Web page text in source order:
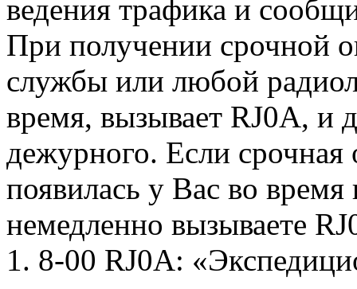
ведения трафика и
При получении срочной
службы или любой
время, вызывает RJ0A, и
дежурного. Если
появилась у Вас во
немедленно вызываете
1. 8-00 RJ0A: